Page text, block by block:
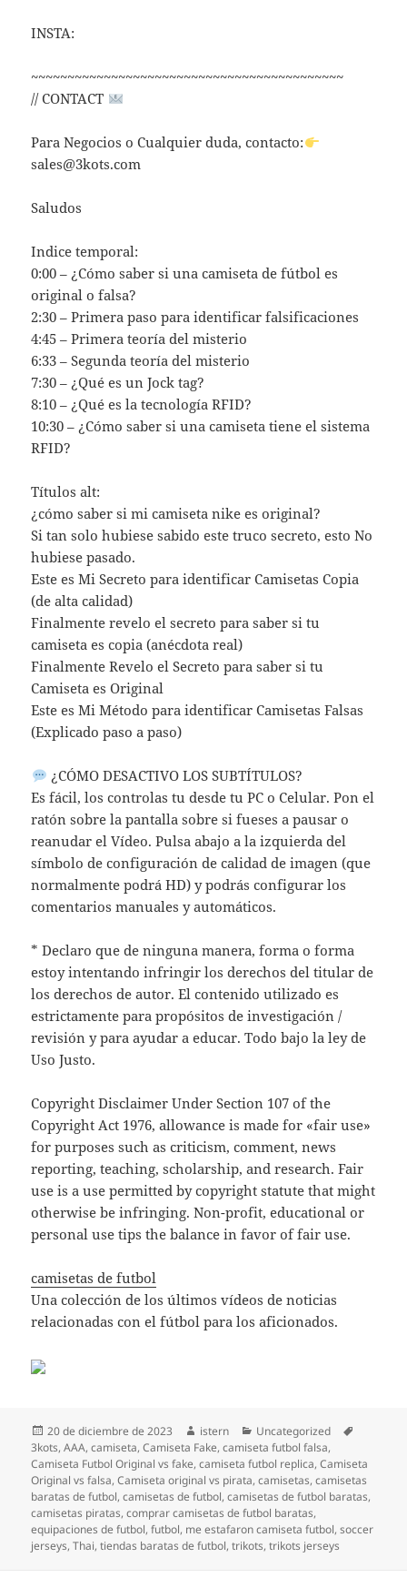
INSTA:
~~~~~~~~~~~~~~~~~~~~~~~~~~~~~~~~~~~~~~~~~~~
// CONTACT
Para Negocios o Cualquier duda, contacto:
sales@3kots.com
Saludos
Indice temporal:
0:00 – ¿Cómo saber si una camiseta de fútbol es
original o falsa?
2:30 – Primera paso para identificar falsificaciones
4:45 – Primera teoría del misterio
6:33 – Segunda teoría del misterio
7:30 – ¿Qué es un Jock tag?
8:10 – ¿Qué es la tecnología RFID?
10:30 – ¿Cómo saber si una camiseta tiene el sistema
RFID?
Títulos alt:
¿cómo saber si mi camiseta nike es original?
Si tan solo hubiese sabido este truco secreto, esto No
hubiese pasado.
Este es Mi Secreto para identificar Camisetas Copia
(de alta calidad)
Finalmente revelo el secreto para saber si tu
camiseta es copia (anécdota real)
Finalmente Revelo el Secreto para saber si tu
Camiseta es Original
Este es Mi Método para identificar Camisetas Falsas
(Explicado paso a paso)
¿CÓMO DESACTIVO LOS SUBTÍTULOS?
Es fácil, los controlas tu desde tu PC o Celular. Pon el
ratón sobre la pantalla sobre si fueses a pausar o
reanudar el Vídeo. Pulsa abajo a la izquierda del
símbolo de configuración de calidad de imagen (que
normalmente podrá HD) y podrás configurar los
comentarios manuales y automáticos.
* Declaro que de ninguna manera, forma o forma
estoy intentando infringir los derechos del titular de
los derechos de autor. El contenido utilizado es
estrictamente para propósitos de investigación /
revisión y para ayudar a educar. Todo bajo la ley de
Uso Justo.
Copyright Disclaimer Under Section 107 of the
Copyright Act 1976, allowance is made for «fair use»
for purposes such as criticism, comment, news
reporting, teaching, scholarship, and research. Fair
use is a use permitted by copyright statute that might
otherwise be infringing. Non-profit, educational or
personal use tips the balance in favor of fair use.
camisetas de futbol
Una colección de los últimos vídeos de noticias
relacionadas con el fútbol para los aficionados.
Publicado
el
20 de diciembre de 2023 Autor
istern Categorías
Uncategorized
3kots,AAA,camiseta,Camiseta Fake,camiseta futbol falsa,
Camiseta Futbol Original vs fake,camiseta futbol replica,Camiseta
Original vs falsa,Camiseta original vs pirata,camisetas,camisetas
baratas de futbol,camisetas de futbol,camisetas de futbol baratas,
camisetas piratas,comprar camisetas de futbol baratas,
equipaciones de futbol,futbol, me estafaron camiseta futbol,soccer
jerseys,Thai,tiendas baratas de futbol,trikots,trikots jerseys